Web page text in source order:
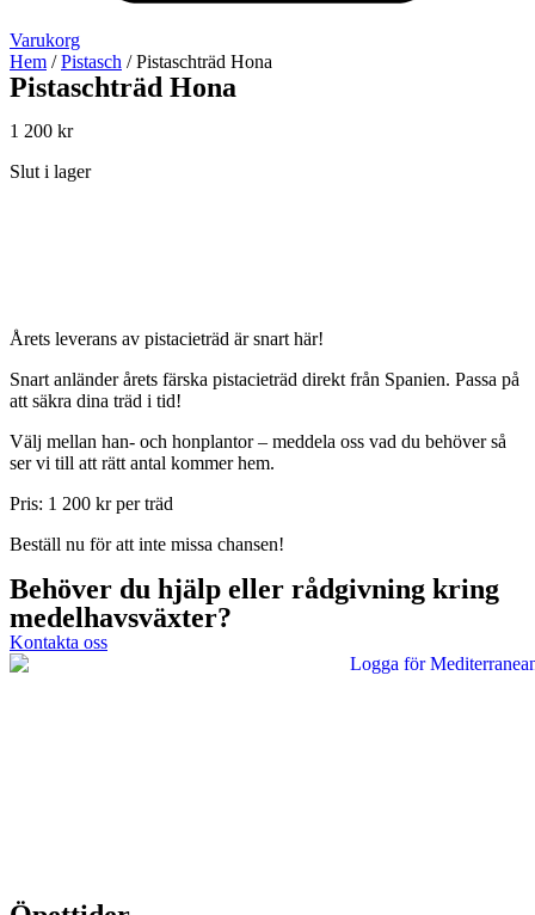
Varukorg
Hem /Pistasch / Pistaschträd Hona
Pistaschträd Hona
1 200 kr
Slut i lager
Årets leverans av pistacieträd är snart här!
Snart anländer årets färska pistacieträd direkt från Spanien. Passa på
att säkra dina träd i tid!
Välj mellan han- och honplantor – meddela oss vad du behöver så
ser vi till att rätt antal kommer hem.
Pris: 1 200 kr per träd
Beställ nu för att inte missa chansen!
Behöver du hjälp eller rådgivning kring
medelhavsväxter?
Kontakta oss